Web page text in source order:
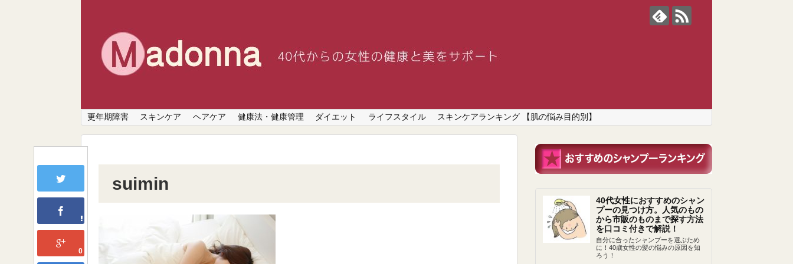
更年期障害 スキンケア ヘアケア 健康法・健康管理 ダイエット ライフスタイル スキンケアランキング 【肌の悩み目的別】
0
suimin
40代女性におすすめのシャン
プーの見つけ方。人気のもの
から市販のものまで探す方法
を口コミ付きで解説！
自分に合ったシャンプーを選ぶため
に！40歳女性の髪の悩みの原因を知
ろう！